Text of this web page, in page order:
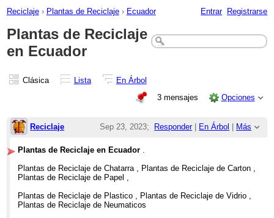
Reciclaje › Plantas de Reciclaje › Ecuador Entrar Registrarse
Plantas de Reciclaje
en Ecuador
Clásica Lista
En Árbol
3 mensajes
Opciones
Reciclaje Responder| En Árbol Más
Sep 23, 2023;
9:00am
Plantas de Reciclaje en Ecuador
Plantas de Reciclaje en Ecuador .
Plantas de Reciclaje de Chatarra , Plantas de Reciclaje de Carton ,
Plantas de Reciclaje de Papel ,
Plantas de Reciclaje de Plastico , Plantas de Reciclaje de Vidrio ,
Plantas de Reciclaje de Neumaticos